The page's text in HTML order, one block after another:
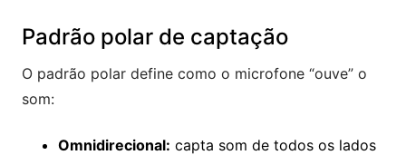
Padrão polar de captação
O padrão polar define como o microfone “ouve” o
som:
Omnidirecional: capta som de todos os lados